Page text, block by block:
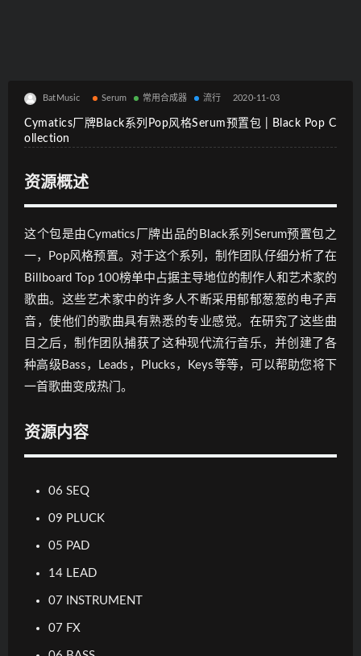
BatMusic Serum 常用合成器 流行 2020-11-03
Cymatics厂牌Black系列Pop风格Serum预置包 | Black Pop C
ollection
资源概述
这个包是由Cymatics厂牌出品的Black系列Serum预置包之
一，Pop风格预置。对于这个系列，制作团队仔细分析了在
Billboard Top 100榜单中占据主导地位的制作人和艺术家的
歌曲。这些艺术家中的许多人不断采用郁郁葱葱的电子声
音，使他们的歌曲具有熟悉的专业感觉。在研究了这些曲
目之后，制作团队捕获了这种现代流行音乐，并创建了各
种高级Bass，Leads，Plucks，Keys等等，可以帮助您将下
一首歌曲变成热门。
资源内容
06 SEQ
09 PLUCK
05 PAD
14 LEAD
07 INSTRUMENT
07 FX